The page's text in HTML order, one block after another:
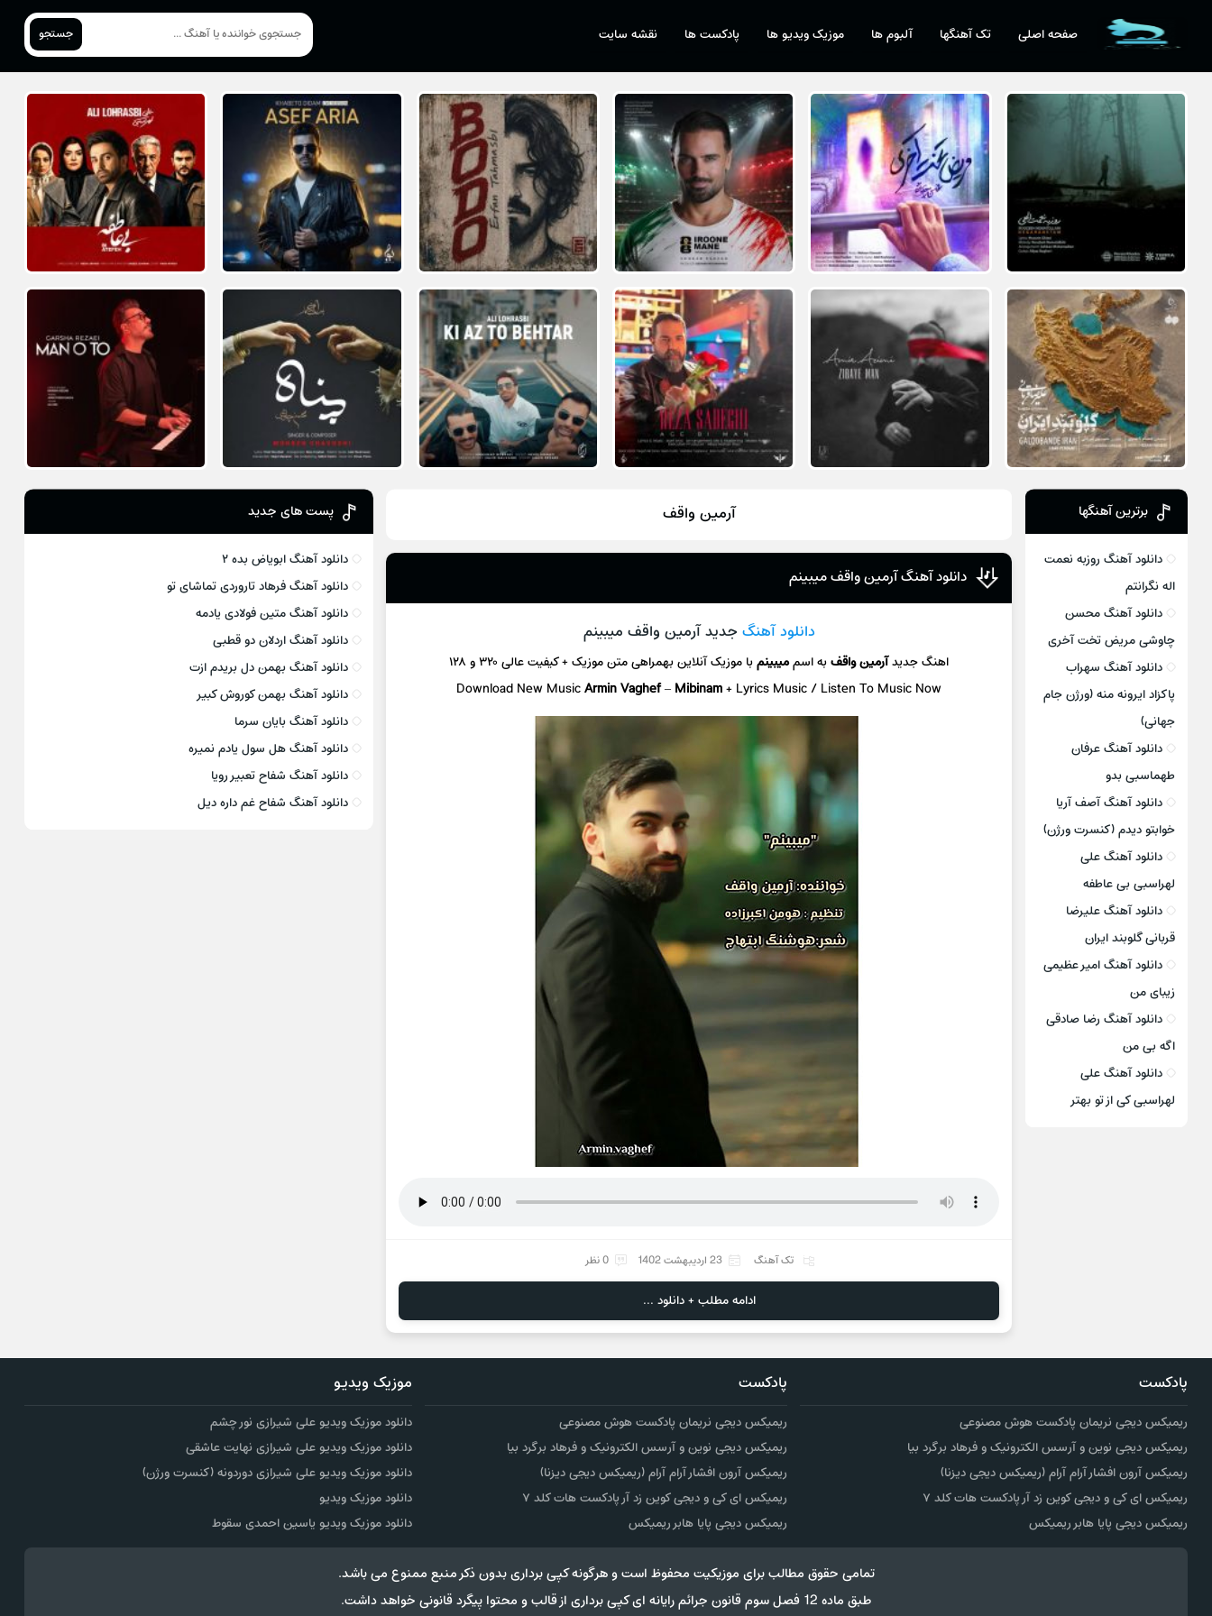
صفحه اصلی تک آهنگها آلبوم ها موزیک ویدیو ها پادکست ها نقشه سایت جستجو
آرمین واقف
دانلود آهنگ آرمین واقف میبینم
دانلود آهنگ جدید آرمین واقف میبینم
اهنگ جدیدآرمین واقفبه اسممیبینمبا موزیک آنلاینبهمراهی متن موزیک + کیفیت عالی ۳۲۰ و ۱۲۸
Download New MusicArmin Vaghef– Mibinam+ Lyrics Music / Listen To Music Now
تک آهنگ 23 اردیبهشت 1402 0 نظر
ادامه مطلب + دانلود ...
برترین آهنگها
دانلود آهنگ روزبه نعمت
اله نگرانتم
دانلود آهنگ محسن
چاوشی مریض تخت آخری
دانلود آهنگ سهراب
پاکزاد ایرونه منه (ورژن جام
جهانی)
دانلود آهنگ عرفان
طهماسبی بدو
دانلود آهنگ آصف آریا
خوابتو دیدم (کنسرت ورژن)
دانلود آهنگ علی
لهراسبی بی عاطفه
دانلود آهنگ علیرضا
قربانی گلوبند ایران
دانلود آهنگ امیر عظیمی
زیبای من
دانلود آهنگ رضا صادقی
اگه بی من
دانلود آهنگ علی
لهراسبی کی از تو ‌بهتر
پست های جدید
دانلود آهنگ ابویاض بده ۲
دانلود آهنگ فرهاد تاروردی تماشای تو
دانلود آهنگ متین فولادی یادمه
دانلود آهنگ اردلان دو قطبی
دانلود آهنگ بهمن دل بریدم ازت
دانلود آهنگ بهمن کوروش کبیر
دانلود آهنگ بایان سرما
دانلود آهنگ هل سول یادم نمیره
دانلود آهنگ شفاح تعبیر رویا
دانلود آهنگ شفاح غم داره دیل
پادکست
ریمیکس دیجی نریمان پادکست هوش مصنوعی
ریمیکس دیجی نوین و آرسس الکترونیک و فرهاد برگرد بیا
ریمیکس آرون افشار آرام آرام (ریمیکس دیجی دیزنا)
ریمیکس ای کی و دیجی کوین زد آر پادکست هات کلد ۷
ریمیکس دیجی پایا هابر ریمیکس
پادکست
ریمیکس دیجی نریمان پادکست هوش مصنوعی
ریمیکس دیجی نوین و آرسس الکترونیک و فرهاد برگرد بیا
ریمیکس آرون افشار آرام آرام (ریمیکس دیجی دیزنا)
ریمیکس ای کی و دیجی کوین زد آر پادکست هات کلد ۷
ریمیکس دیجی پایا هابر ریمیکس
موزیک ویدیو
دانلود موزیک ویدیو علی شیرازی نور چشم
دانلود موزیک ویدیو علی شیرازی نهایت عاشقی
دانلود موزیک ویدیو علی شیرازی دوردونه (کنسرت ورژن)
دانلود موزیک ویدیو
دانلود موزیک ویدیو یاسین احمدی سقوط
تمامی حقوق مطالب برای موزیکیت محفوظ است و هرگونه کپی برداری بدون ذکر منبع ممنوع می باشد.
طبق ماده 12 فصل سوم قانون جرائم رایانه ای کپی برداری از قالب و محتوا پیگرد قانونی خواهد داشت.